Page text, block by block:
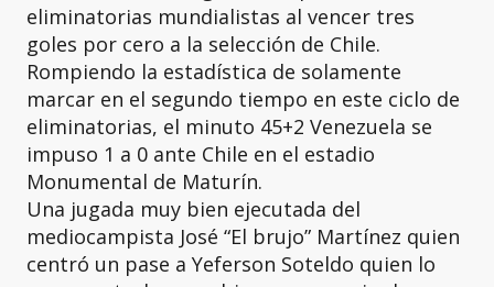
eliminatorias mundialistas al vencer tres
goles por cero a la selección de Chile.
Rompiendo la estadística de solamente
marcar en el segundo tiempo en este ciclo de
eliminatorias, el minuto 45+2 Venezuela se
impuso 1 a 0 ante Chile en el estadio
Monumental de Maturín.
Una jugada muy bien ejecutada del
mediocampista José “El brujo” Martínez quien
centró un pase a Yeferson Soteldo quien lo